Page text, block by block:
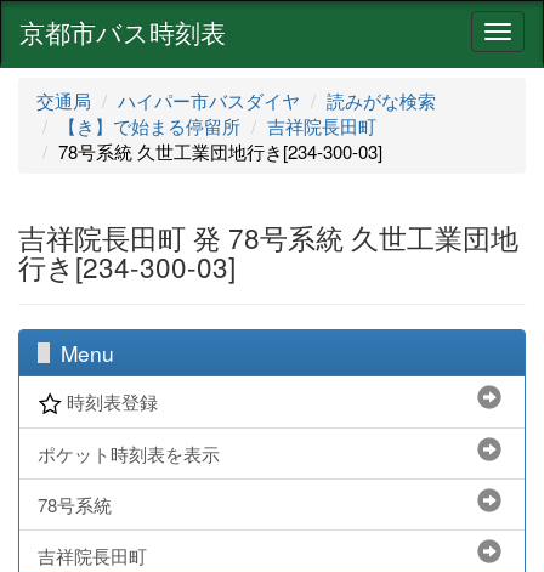
ナ
ビ
京都市バス時刻表
交通局 ハイパー市バスダイヤ
読みがな検索
【き】で始まる停留所
吉祥院長田町
78号系統 久世工業団地行き[234-300-03]
吉祥院長田町 発 78号系統 久世工業団地
行き[234-300-03]
Menu
時刻表登録
ポケット時刻表を表示
78号系統
吉祥院長田町